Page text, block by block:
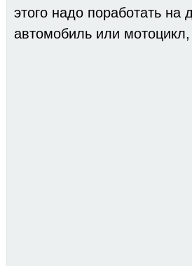
этого надо поработать на
автомобиль или